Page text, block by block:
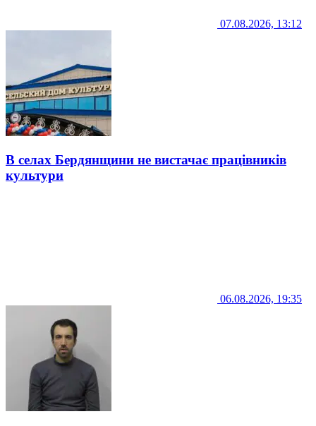
07.08.2026, 13:12
В селах Бердянщини не вистачає працівників
культури
06.08.2026, 19:35